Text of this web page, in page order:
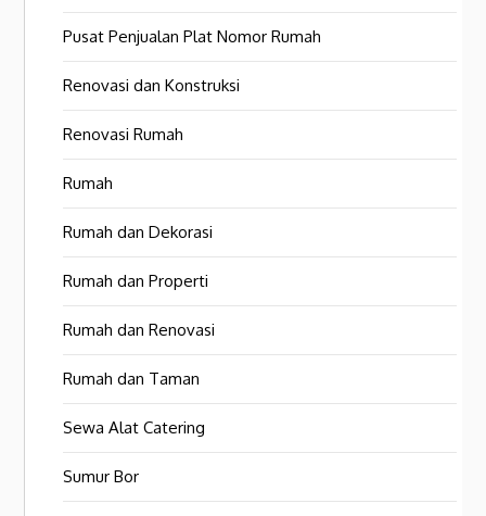
Pusat Penjualan Plat Nomor Rumah
Renovasi dan Konstruksi
Renovasi Rumah
Rumah
Rumah dan Dekorasi
Rumah dan Properti
Rumah dan Renovasi
Rumah dan Taman
Sewa Alat Catering
Sumur Bor